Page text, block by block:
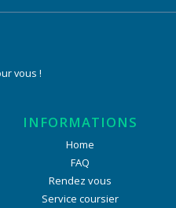
vous !
INFORMATIONS
Home
FAQ
Rendez vous
Service coursier